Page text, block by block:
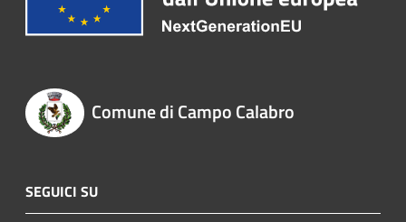
Comune di Campo Calabro
SEGUICI SU